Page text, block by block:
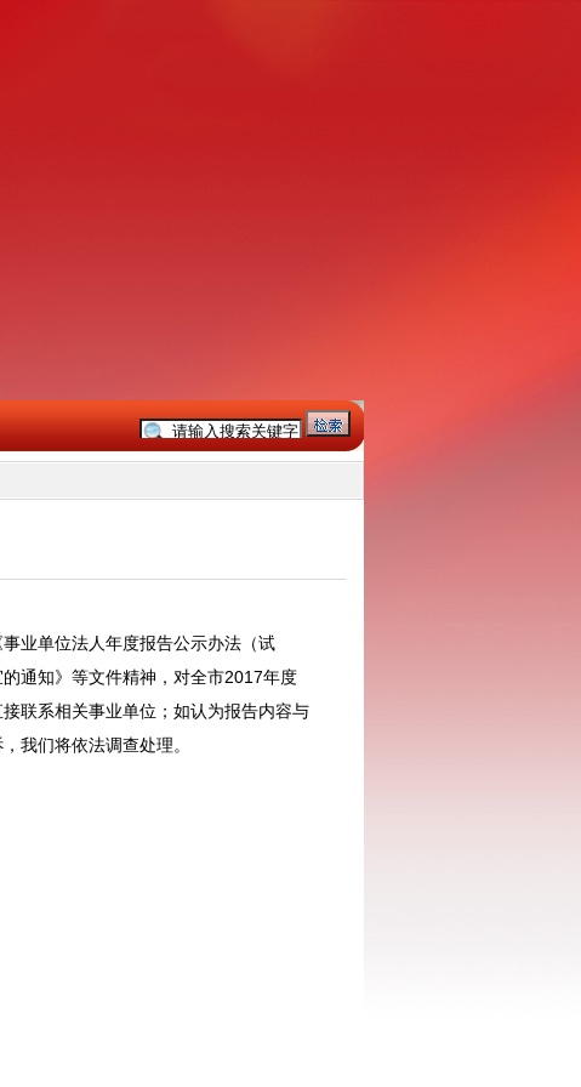
业单位法人年度报告公示办法（试
通知》等文件精神，对全市2017年度
联系相关事业单位；如认为报告内容与
我们将依法调查处理。